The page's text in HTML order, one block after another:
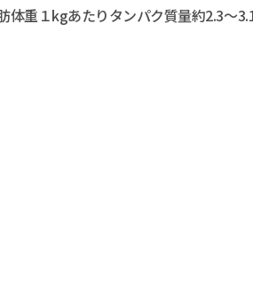
体重１kgあたりタンパク質量約2.3〜